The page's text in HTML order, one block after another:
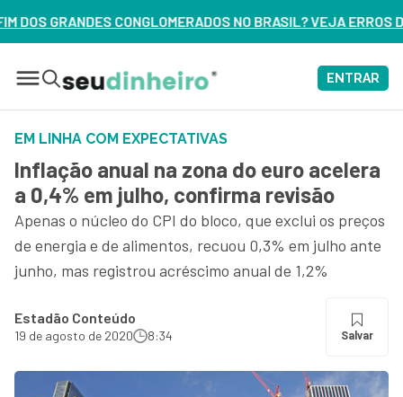
NO BRASIL? VEJA ERROS DE 3 DELES – ASSISTA
ENTRAR
EM LINHA COM EXPECTATIVAS
Inflação anual na zona do euro acelera
a 0,4% em julho, confirma revisão
Apenas o núcleo do CPI do bloco, que exclui os preços
de energia e de alimentos, recuou 0,3% em julho ante
junho, mas registrou acréscimo anual de 1,2%
Estadão Conteúdo
19 de agosto de 2020 8:34 Salvar